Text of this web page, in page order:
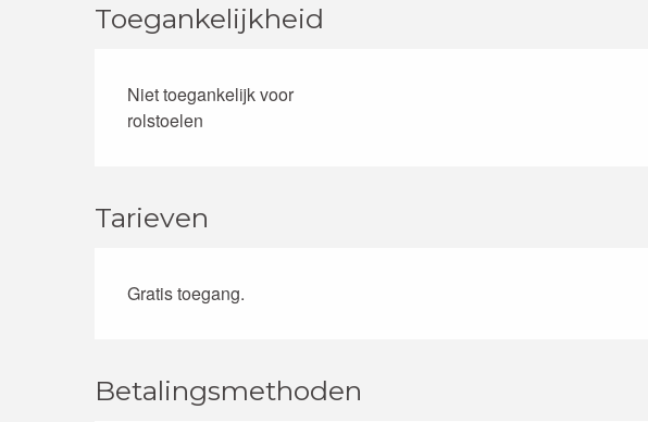
Toegankelijkheid
Niet toegankelijk voor
rolstoelen
Tarieven
Gratis toegang.
Betalingsmethoden